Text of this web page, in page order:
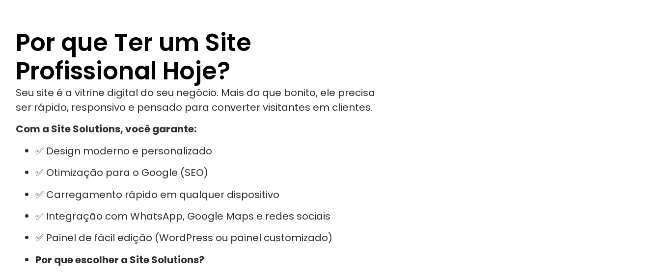
Por que Ter um Site
Profissional Hoje?
Seu site é a vitrine digital do seu negócio. Mais do que bonito, ele precisa
ser rápido, responsivo e pensado para converter visitantes em clientes.
Com a Site Solutions, você garante:
✅ Design moderno e personalizado
✅ Otimização para o Google (SEO)
✅ Carregamento rápido em qualquer dispositivo
✅ Integração com WhatsApp, Google Maps e redes sociais
✅ Painel de fácil edição (WordPress ou painel customizado)
Por que escolher a Site Solutions?